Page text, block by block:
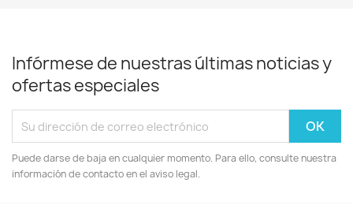
Infórmese de nuestras últimas noticias y
ofertas especiales
Puede darse de baja en cualquier momento. Para ello, consulte nuestra
información de contacto en el aviso legal.